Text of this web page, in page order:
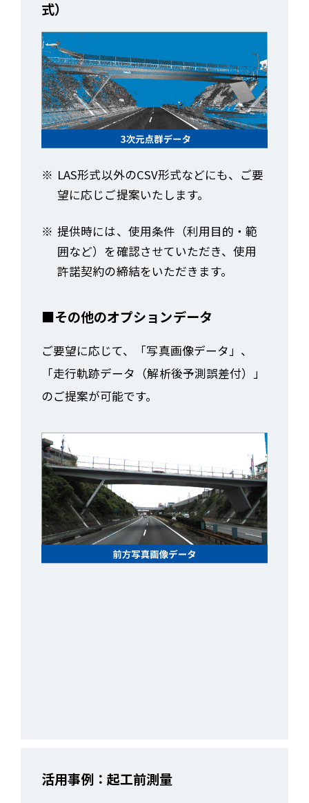
式）
LAS形式以外のCSV形式などにも、ご要
望に応じご提案いたします。
提供時には、使用条件（利用目的・範
囲など）を確認させていただき、使用
許諾契約の締結をいただきます。
■その他のオプションデータ
ご要望に応じて、「写真画像データ」、
「走行軌跡データ（解析後予測誤差付）」
のご提案が可能です。
活用事例：起工前測量